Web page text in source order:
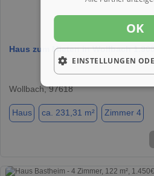
Haus zum Mieten in Wollbach
Wollbach, 97618
Haus ca. 231,31 m² Zimmer 4
OK
EINSTELLUNGEN